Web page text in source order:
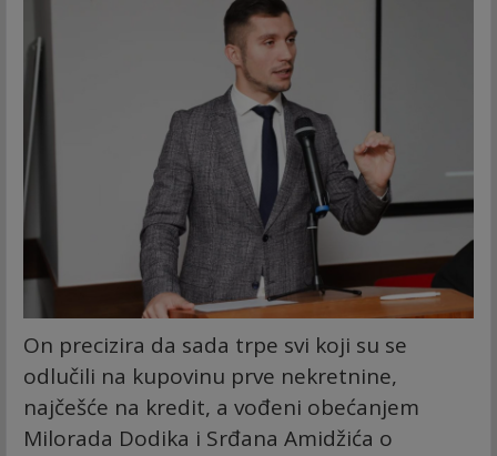
On precizira da sada trpe svi koji su se
odlučili na kupovinu prve nekretnine,
najčešće na kredit, a vođeni obećanjem
Milorada Dodika i Srđana Amidžića o